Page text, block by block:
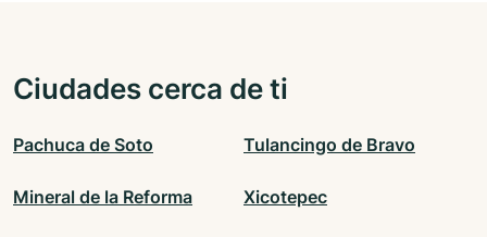
Ciudades cerca de ti
Pachuca de Soto Tulancingo de Bravo
Mineral de la Reforma Xicotepec